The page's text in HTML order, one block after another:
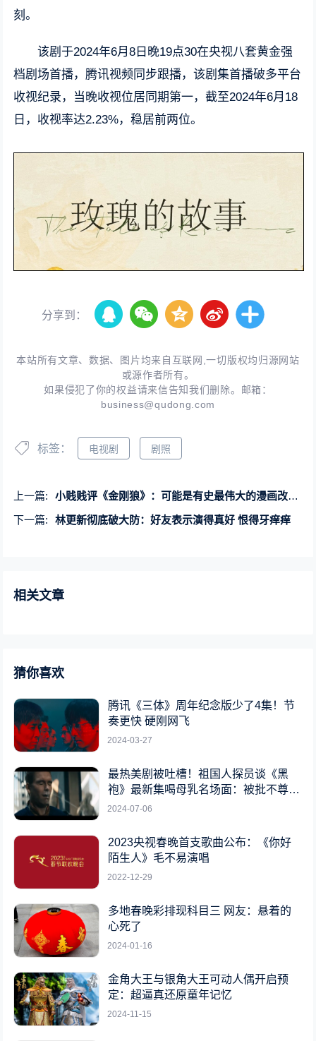
刻。
该剧于2024年6月8日晚19点30在央视八套黄金强
档剧场首播，腾讯视频同步跟播，该剧集首播破多平台
收视纪录，当晚收视位居同期第一，截至2024年6月18
日，收视率达2.23%，稳居前两位。
分享到：
本站所有文章、数据、图片均来自互联网,一切版权均归源网站
或源作者所有。
如果侵犯了你的权益请来信告知我们删除。邮箱：
business@qudong.com
标签： 电视剧 剧照
上一篇:
小贱贱评《金刚狼》：可能是有史最伟大的漫画改编电影
下一篇:
林更新彻底破大防：好友表示演得真好 恨得牙痒痒
相关文章
猜你喜欢
腾讯《三体》周年纪念版少了4集！节
奏更快 硬刚网飞
2024-03-27
最热美剧被吐槽！祖国人探员谈《黑
袍》最新集喝母乳名场面：被批不尊重
女性
2024-07-06
2023央视春晚首支歌曲公布：《你好
陌生人》毛不易演唱
2022-12-29
多地春晚彩排现科目三 网友：悬着的
心死了
2024-01-16
金角大王与银角大王可动人偶开启预
定：超逼真还原童年记忆
2024-11-15